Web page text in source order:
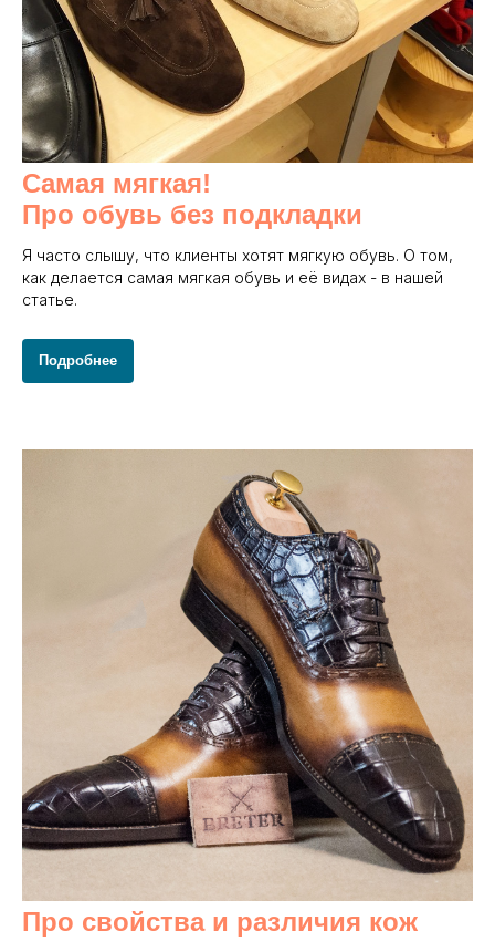
Самая мягкая!
Про обувь без подкладки
Я часто слышу, что клиенты хотят мягкую обувь. О том,
как делается самая мягкая обувь и её видах - в нашей
статье.
Подробнее
Про свойства и различия кож